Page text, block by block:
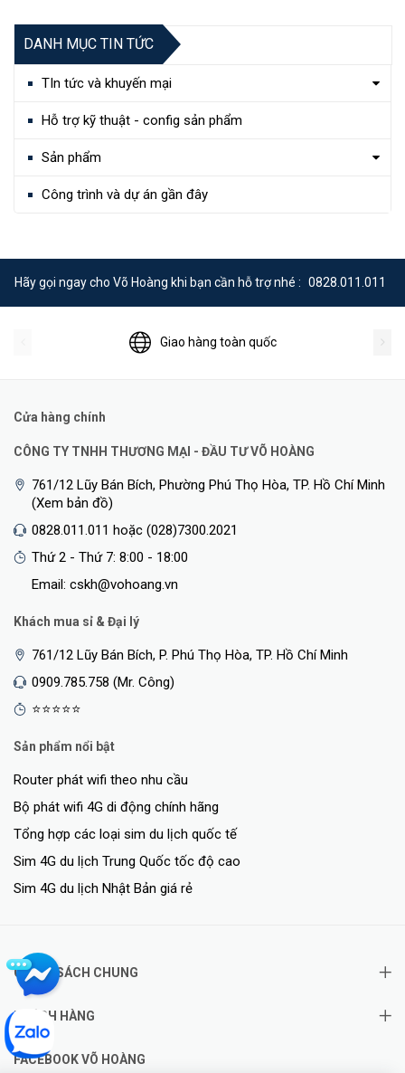
DANH MỤC TIN TỨC
TIn tức và khuyến mại
Hỗ trợ kỹ thuật - config sản phẩm
Sản phẩm
Công trình và dự án gần đây
Hãy gọi ngay cho Võ Hoàng khi bạn cần hỗ trợ nhé : 0828.011.011
Giao hàng toàn quốc
Cửa hàng chính
CÔNG TY TNHH THƯƠNG MẠI - ĐẦU TƯ VÕ HOÀNG
761/12 Lũy Bán Bích, Phường Phú Thọ Hòa, TP. Hồ Chí Minh
(Xem bản đồ)
0828.011.011 hoặc (028)7300.2021
Thứ 2 - Thứ 7: 8:00 - 18:00
Email: cskh@vohoang.vn
Khách mua sỉ & Đại lý
761/12 Lũy Bán Bích, P. Phú Thọ Hòa, TP. Hồ Chí Minh
0909.785.758 (Mr. Công)
⭐⭐⭐⭐⭐
Sản phẩm nổi bật
Router phát wifi theo nhu cầu
Bộ phát wifi 4G di động chính hãng
Tổng hợp các loại sim du lịch quốc tế
Sim 4G du lịch Trung Quốc tốc độ cao
Sim 4G du lịch Nhật Bản giá rẻ
CHÍNH SÁCH CHUNG
KHÁCH HÀNG
FACEBOOK VÕ HOÀNG